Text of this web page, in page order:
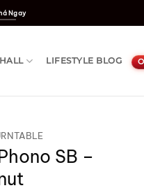
Ngay
LIFESTYLE BLOG
SB –